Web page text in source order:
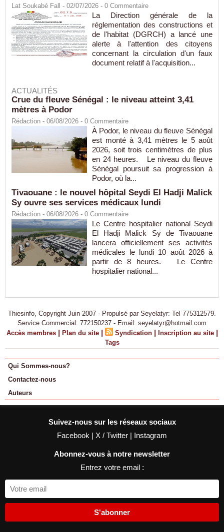
Lat Soukabé Fall - 02/07/2026 - 0 Commentaire
La Direction générale de la
réglementation des constructions et
de l'habitat (DGRCH) a lancé une
alerte à l'attention des citoyens
concernant la circulation d'un faux
document relatif à l'acquisition...
ACTUALITÉS
Crue du fleuve Sénégal : le niveau atteint 3,41
mètres à Podor
Rédaction - 06/08/2026 - 0 Commentaire
À Podor, le niveau du fleuve Sénégal
est monté à 3,41 mètres le 5 août
2026, soit trois centimètres de plus
en 24 heures. Le niveau du fleuve
Sénégal poursuit sa progression à
Podor, où la...
Tivaouane : le nouvel hôpital Seydi El Hadji Malick
Sy ouvre ses services médicaux lundi
Rédaction - 06/08/2026 - 0 Commentaire
Le Centre hospitalier national Seydi
El Hadji Malick Sy de Tivaouane
lancera officiellement ses activités
médicales le lundi 10 août 2026 à
partir de 8 heures. Le Centre
hospitalier national...
Thiesinfo, Copyright Juin 2007 - Propulsé par Seyelatyr: Tel 775312579.
Service Commercial: 772150237 - Email: seyelatyr@hotmail.com
Accès membres | Plan du site | Syndication | Inscription au site |
Tags
Qui Sommes-nous?
Contactez-nous
Auteurs
Suivez-nous sur les réseaux sociaux
Facebook | X / Twitter | Instagram
Abonnez-vous à notre newsletter
Entrez votre email :
S'abonner